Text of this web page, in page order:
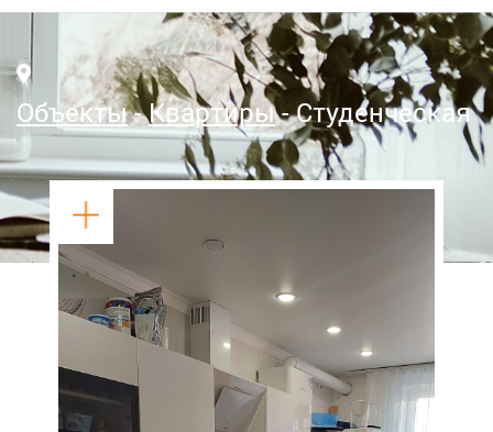
Объекты Квартиры Студенческая